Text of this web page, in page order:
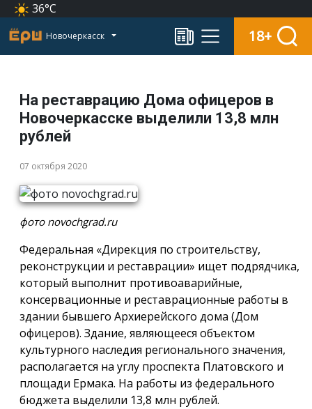
36°C
Новочеркасск 18+
На реставрацию Дома офицеров в
Новочеркасске выделили 13,8 млн
рублей
07 октября 2020
фото novochgrad.ru
Федеральная «Дирекция по строительству,
реконструкции и реставрации» ищет подрядчика,
который выполнит противоаварийные,
консервационные и реставрационные работы в
здании бывшего Архиерейского дома (Дом
офицеров). Здание, являющееся объектом
культурного наследия регионального значения,
располагается на углу проспекта Платовского и
площади Ермака. На работы из федерального
бюджета выделили 13,8 млн рублей.